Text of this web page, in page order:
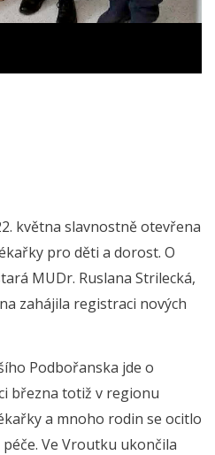
května slavnostně otevřena
pro děti a dorost. O
MUDr. Ruslana Strilecká,
zahájila registraci nových
Podbořanska jde o
března totiž v regionu
a mnoho rodin se ocitlo
Ve Vroutku ukončila